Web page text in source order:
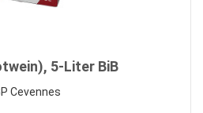
5-Liter BiB
Cevennes